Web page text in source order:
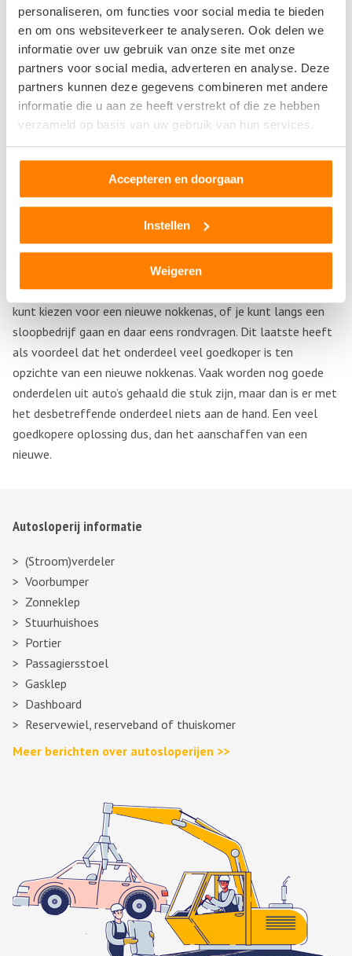
personaliseren, om functies voor social media te bieden
en om ons websiteverkeer te analyseren. Ook delen we
informatie over uw gebruik van onze site met onze
partners voor social media, adverteren en analyse. Deze
partners kunnen deze gegevens combineren met andere
informatie die u aan ze heeft verstrekt of die ze hebben
verzameld op basis van uw gebruik van hun services.
Accepteren en doorgaan
Instellen
Weigeren
De nokkenas kan onderhevig zijn aan slijtage doordat er
verkeerde of te weinig montageolie is gebruikt. Olie heeft
namelijk een dubbel doel; smeren, maar ook wegleiden van
warmte. Als er sprake is van te weinig olie, kan het zijn dat de
warmte niet goed genoeg afgevoerd kan worden waardoor er
wrijvingswarmte wordt afgegeven. Hierdoor kan er meer
slijtage plaatsvinden.
Een nokkenas kan teven breken. Dit heeft meestal te maken
met een gebroken drijfstang,
Nokkenas vervangen met een tweedehands nokkenas
Wanneer je nokkenas vervangen moet worden doordat deze
versleten is of bijvoorbeeld gebroken, heb je twee opties. Je
kunt kiezen voor een nieuwe nokkenas, of je kunt langs een
sloopbedrijf gaan en daar eens rondvragen. Dit laatste heeft
als voordeel dat het onderdeel veel goedkoper is ten
opzichte van een nieuwe nokkenas. Vaak worden nog goede
onderdelen uit auto’s gehaald die stuk zijn, maar dan is er met
het desbetreffende onderdeel niets aan de hand. Een veel
goedkopere oplossing dus, dan het aanschaffen van een
nieuwe.
Autosloperij informatie
(Stroom)verdeler
Voorbumper
Zonneklep
Stuurhuishoes
Portier
Passagiersstoel
Gasklep
Dashboard
Reservewiel, reserveband of thuiskomer
Meer berichten over autosloperijen >>